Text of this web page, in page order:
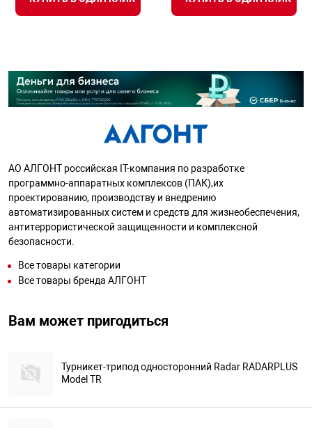
АО АЛГОНТ российская IT-компания по разработке
программно-аппаратных комплексов (ПАК),их
проектированию, производству и внедрению
автоматизированных систем и средств для жизнеобеспечения,
антитеррористической защищенности и комплексной
безопасности.
Все товары категории
Все товары бренда АЛГОНТ
Вам может пригодиться
Турникет-трипод односторонний Radar RADARPLUS
Model TR